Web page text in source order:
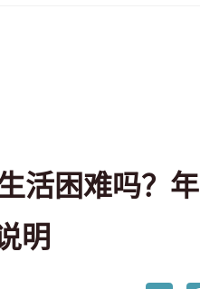
活困难吗？
明